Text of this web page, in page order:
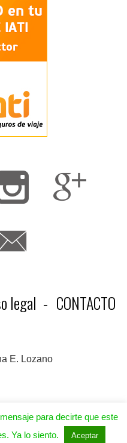
legal CONTACTO
E. Lozano
para decirte que este
Ya lo siento.
Aceptar